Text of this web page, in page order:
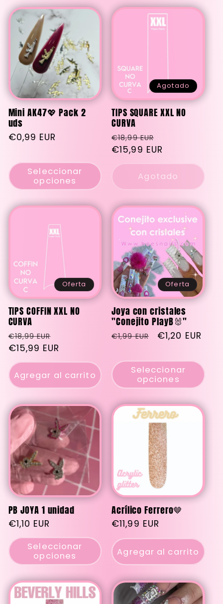
Mini AK47💖 Pack 2
uds
Precio
€0,99 EUR
Seleccionar
opciones
Agotado
TIPS SQUARE XXL NO
CURVA
Precio
habitual
€18,99 EUR
de
oferta
€15,99 EUR
Agotado
Oferta
TIPS COFFIN XXL NO
CURVA
Precio
habitual
€18,99 EUR
de
oferta
€15,99 EUR
Agregar al carrito
Oferta
Joya con cristales
"Conejito PlayB🐰"
Precio
€1,99 EUR
Precio
oferta
€1,20 EUR
Seleccionar
opciones
PB JOYA 1 unidad
Precio
habitual
€1,10 EUR
Seleccionar
opciones
Acrílico Ferrero🤎
Precio
habitual
€11,99 EUR
Agregar al carrito